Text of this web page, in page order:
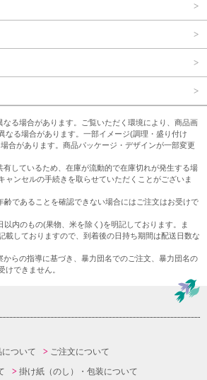
る場合があります。ご覧いただく環境により、商品画
なる場合があります。一部イメージ(調理・盛り付け
合があります。商品パッケージ・デザインが一部変更
しているため、在庫が流動的で在庫切れが発生する場
ャンセルの手続きを取らせていただくことがございま
齢であることを確認できない場合にはご注文はお受けで
以内のもの(果物、米を除く)を明記しております。ま
載しておりますので、到着後の日持ち期間は配送日数な
らの指導に基づき、暴力団名でのご注文、暴力団名の
けできません。
について
ご注文について
掛け紙（のし）・包装について